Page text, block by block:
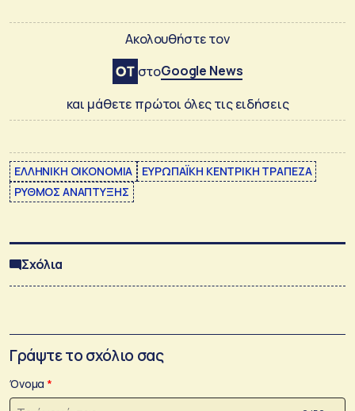
Ακολουθήστε τον
στοGoogle News
και μάθετε πρώτοι όλες τις ειδήσεις
ΕΛΛΗΝΙΚΗ ΟΙΚΟΝΟΜΙΑ
ΕΥΡΩΠΑΪΚΗ ΚΕΝΤΡΙΚΗ ΤΡΑΠΕΖΑ
ΡΥΘΜΟΣ ΑΝΑΠΤΥΞΗΣ
Σχόλια
Γράψτε το σχόλιο σας
Όνομα